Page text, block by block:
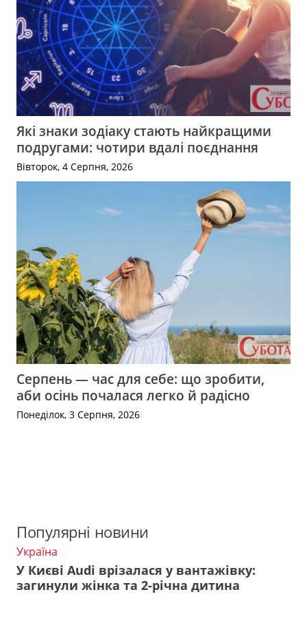
Які знаки зодіаку стають найкращими
подругами: чотири вдалі поєднання
Вівторок, 4 Серпня, 2026
Серпень — час для себе: що зробити,
аби осінь почалася легко й радісно
Понеділок, 3 Серпня, 2026
Популярні новини
Україна
У Києві Audi врізалася у вантажівку:
загинули жінка та 2-річна дитина